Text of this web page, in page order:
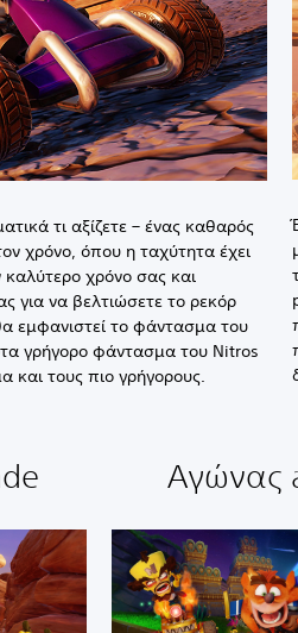
τι αξίζετε – ένας καθαρός
χρόνο, όπου η ταχύτητα έχει
χρόνο σας και
για να βελτιώσετε το ρεκόρ
εμφανιστεί το φάντασμα του
γρήγορο φάντασμα του Nitros
τους πιο γρήγορους.
Αγώνας